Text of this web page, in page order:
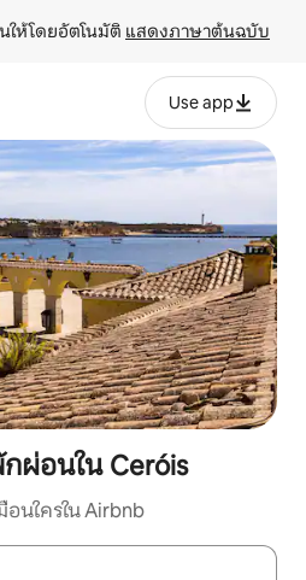
ให้โดยอัตโนมัติ แสดงภาษาต้นฉบับ
Use app
ผ่อนใน Ceróis
นใครใน Airbnb